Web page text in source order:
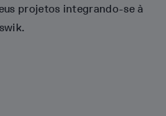
projetos integrando-se à